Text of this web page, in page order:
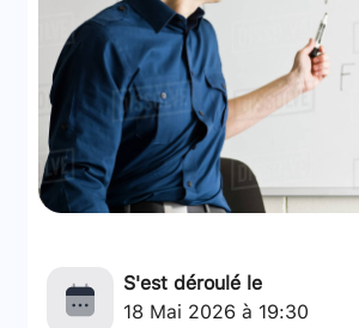
S'est déroulé le
18 Mai 2026 à 19:30